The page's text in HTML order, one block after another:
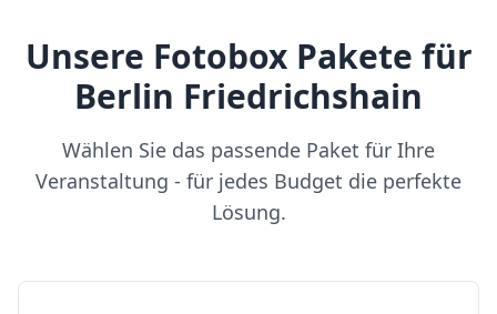
Unsere Fotobox Pakete für
Berlin Friedrichshain
Wählen Sie das passende Paket für Ihre
Veranstaltung - für jedes Budget die perfekte
Lösung.